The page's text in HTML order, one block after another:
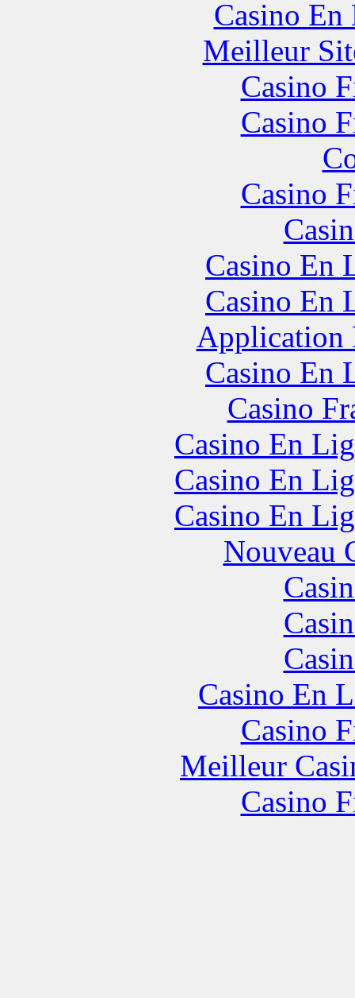
Casino
Meilleur
Casino
Casino
Casino
Casino En
Casino En
Application
Casino En
Casino
Casino En
Casino En
Casino En
Nouveau
Casino En
Casino
Meilleur
Casino